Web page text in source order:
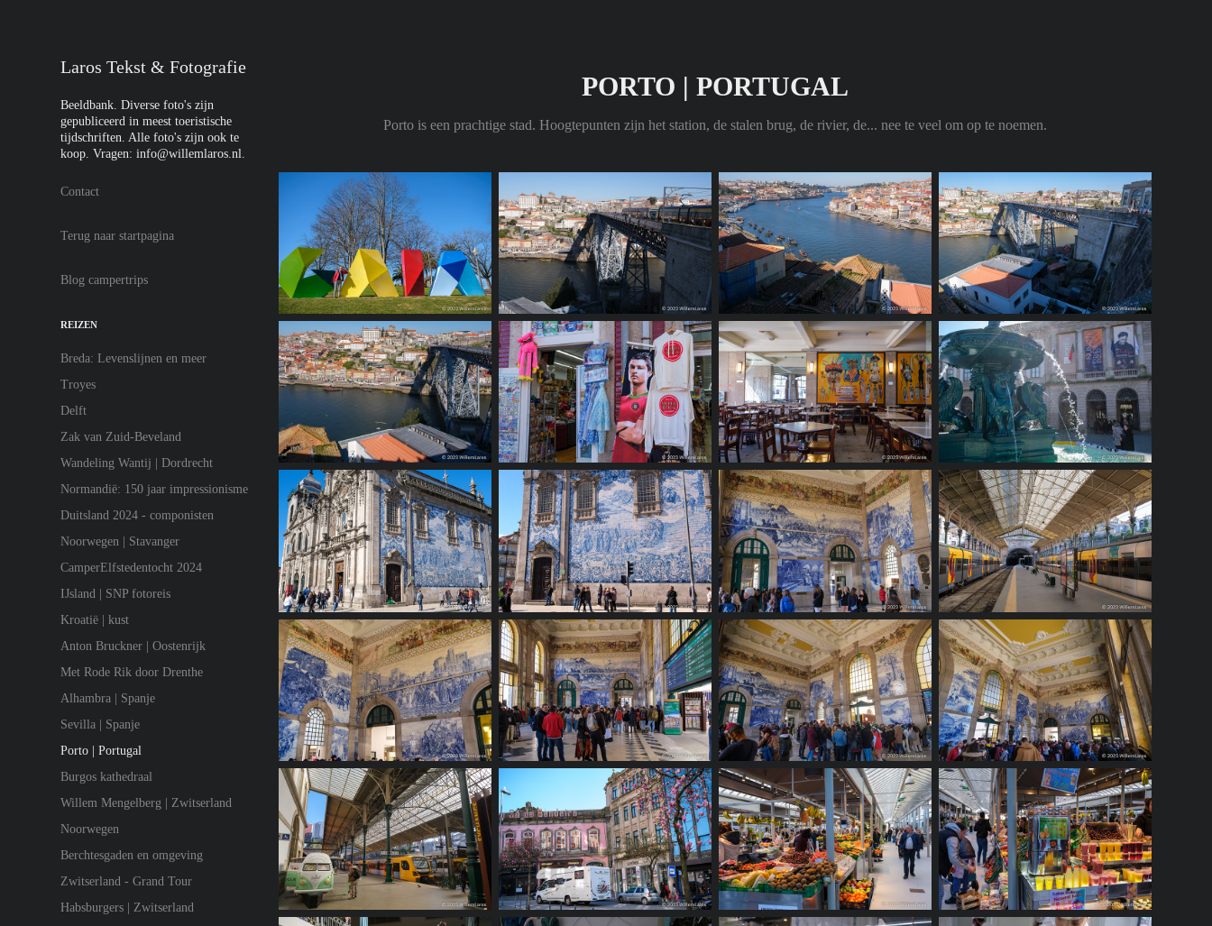
Laros Tekst & Fotografie
Beeldbank. Diverse foto's zijn
gepubliceerd in meest toeristische
tijdschriften. Alle foto's zijn ook te
koop. Vragen: info@willemlaros.nl.
Contact
Terug naar startpagina
Blog campertrips
REIZEN
Breda: Levenslijnen en meer
Troyes
Delft
Zak van Zuid-Beveland
Wandeling Wantij | Dordrecht
Normandië: 150 jaar impressionisme
Duitsland 2024 - componisten
Noorwegen | Stavanger
CamperElfstedentocht 2024
IJsland | SNP fotoreis
Kroatië | kust
Anton Bruckner | Oostenrijk
Met Rode Rik door Drenthe
Alhambra | Spanje
Sevilla | Spanje
Porto | Portugal
Burgos kathedraal
Willem Mengelberg | Zwitserland
Noorwegen
Berchtesgaden en omgeving
Zwitserland - Grand Tour
Habsburgers | Zwitserland
PORTO | PORTUGAL
Porto is een prachtige stad. Hoogtepunten zijn het station, de stalen brug, de rivier, de... nee te veel om op te noemen.